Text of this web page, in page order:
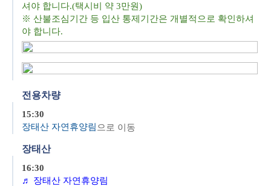
셔야 합니다.(택시비 약 3만원)
※ 산불조심기간 등 입산 통제기간은 개별적으로 확인하셔
야 합니다.
전용차량
15:30
장태산 자연휴양림 으로 이동
장태산
16:30
♬ 장태산 자연휴양림